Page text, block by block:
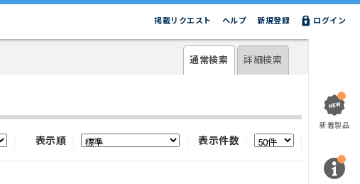
ログイン
新規登録
ヘルプ
掲載リクエスト
通常検索 詳細検索
表示順 表示件数
新着製品